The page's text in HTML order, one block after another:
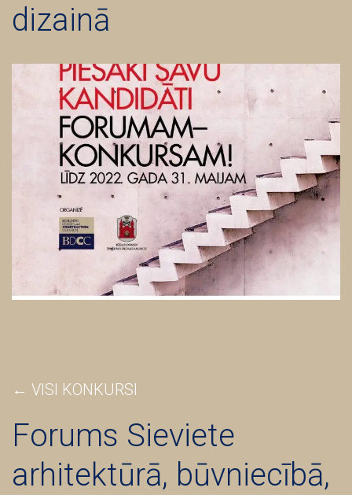
dizainā
← VISI KONKURSI
Forums Sieviete
arhitektūrā, būvniecībā,